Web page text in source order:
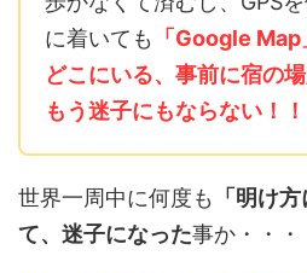
に着いても
「Google
どこにいる、事前に宿の
もう迷子にもならない！！
世界一周中に何度も
「明け
て、迷子になった事か・・・